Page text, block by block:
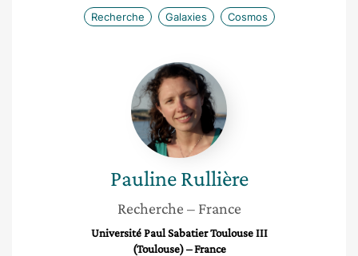
Recherche Galaxies Cosmos
Pauline
Rullière
Pauline Rullière
Recherche – France
Université Paul Sabatier Toulouse III
(Toulouse) – France